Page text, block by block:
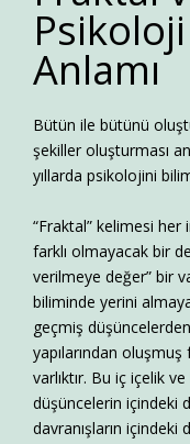
Anlamı
Bütün ile bütünü
şekiller oluşturması
yıllarda psikolojini
“Fraktal” kelimesi her
farklı olmayacak bir
verilmeye değer” bir
biliminde yerini
geçmiş
yapılarından
varlıktır. Bu iç içelik
düşüncelerin içindeki
davranışların içindeki